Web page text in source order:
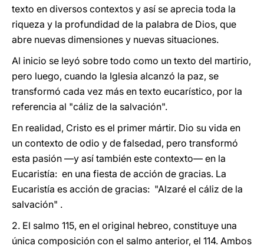
texto en diversos contextos y así se aprecia toda la
riqueza y la profundidad de la palabra de Dios, que
abre nuevas dimensiones y nuevas situaciones.
Al inicio se leyó sobre todo como un texto del martirio,
pero luego, cuando la Iglesia alcanzó la paz, se
transformó cada vez más en texto eucarístico, por la
referencia al "cáliz de la salvación".
En realidad, Cristo es el primer mártir. Dio su vida en
un contexto de odio y de falsedad, pero transformó
esta pasión —y así también este contexto— en la
Eucaristía: en una fiesta de acción de gracias. La
Eucaristía es acción de gracias: "Alzaré el cáliz de la
salvación" .
2. El salmo 115, en el original hebreo, constituye una
única composición con el salmo anterior, el 114. Ambos